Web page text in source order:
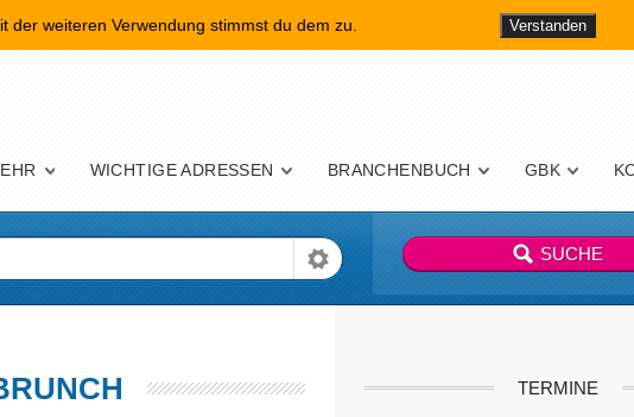
WICHTIGE ADRESSEN BRANCHENBUCH GBK
TERMINE
weiteren Verwendung stimmst du dem zu. Verstanden